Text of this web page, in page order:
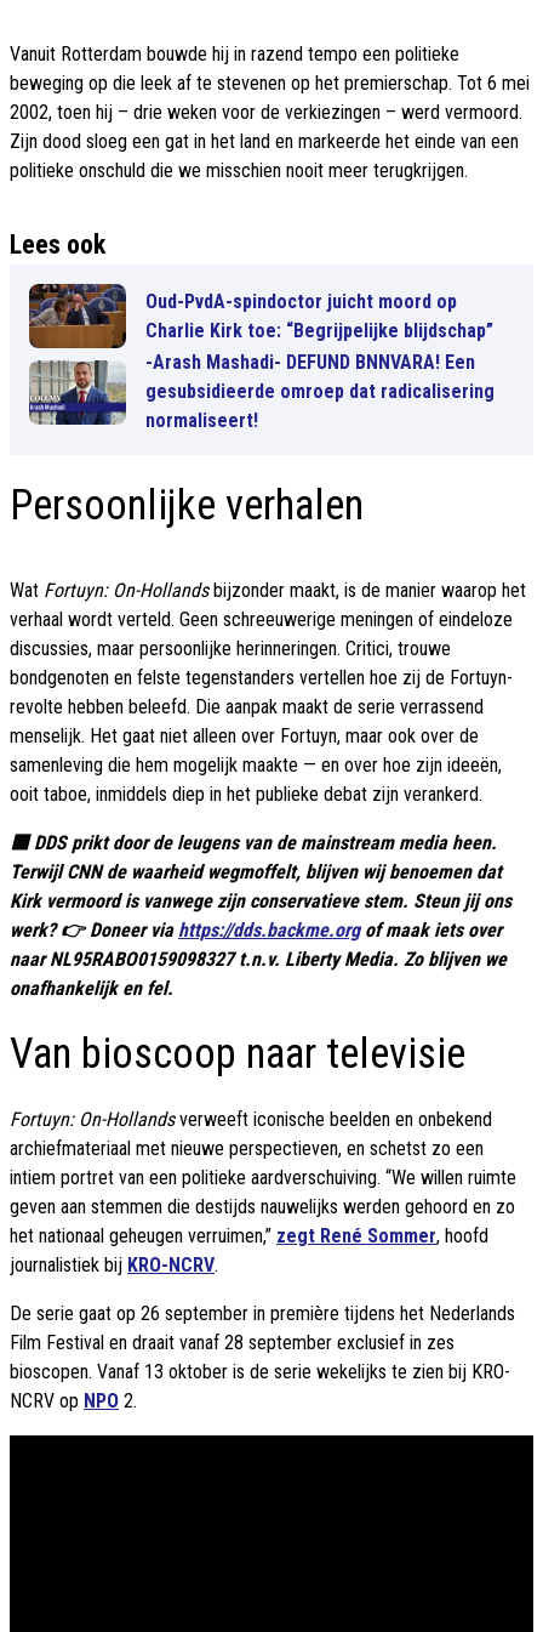
Vanuit Rotterdam bouwde hij in razend tempo een politieke
beweging op die leek af te stevenen op het premierschap. Tot 6 mei
2002, toen hij – drie weken voor de verkiezingen – werd vermoord.
Zijn dood sloeg een gat in het land en markeerde het einde van een
politieke onschuld die we misschien nooit meer terugkrijgen.
Lees ook
Oud-PvdA-spindoctor juicht moord op
Charlie Kirk toe: “Begrijpelijke blijdschap”
-Arash Mashadi- DEFUND BNNVARA! Een
gesubsidieerde omroep dat radicalisering
normaliseert!
Persoonlijke verhalen
Wat Fortuyn: On-Hollandsbijzonder maakt, is de manier waarop het
verhaal wordt verteld. Geen schreeuwerige meningen of eindeloze
discussies, maar persoonlijke herinneringen. Critici, trouwe
bondgenoten en felste tegenstanders vertellen hoe zij de Fortuyn-
revolte hebben beleefd. Die aanpak maakt de serie verrassend
menselijk. Het gaat niet alleen over Fortuyn, maar ook over de
samenleving die hem mogelijk maakte — en over hoe zijn ideeën,
ooit taboe, inmiddels diep in het publieke debat zijn verankerd.
🟦 DDS prikt door de leugens van de mainstream media heen.
Terwijl CNN de waarheid wegmoffelt, blijven wij benoemen dat
Kirk vermoord is vanwege zijn conservatieve stem. Steun jij ons
werk? 👉 Doneer viahttps://dds.backme.orgof maak iets over
naar NL95RABO0159098327 t.n.v. Liberty Media. Zo blijven we
onafhankelijk en fel.
Van bioscoop naar televisie
Fortuyn: On-Hollandsverweeft iconische beelden en onbekend
archiefmateriaal met nieuwe perspectieven, en schetst zo een
intiem portret van een politieke aardverschuiving. “We willen ruimte
geven aan stemmen die destijds nauwelijks werden gehoord en zo
het nationaal geheugen verruimen,” zegt René Sommer, hoofd
journalistiek bij KRO-NCRV.
De serie gaat op 26 september in première tijdens het Nederlands
Film Festival en draait vanaf 28 september exclusief in zes
bioscopen. Vanaf 13 oktober is de serie wekelijks te zien bij KRO-
NCRV op NPO 2.